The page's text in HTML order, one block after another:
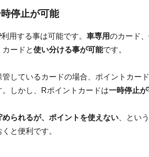
停止が可能
利用する事は可能です。 車専用のカード、
ードと使い分ける事が可能です。
しているカードの場合、ポイントカー
しかし、Rポイントカードは一時停止
められるが、ポイントを使えない 、とい
と便利です。